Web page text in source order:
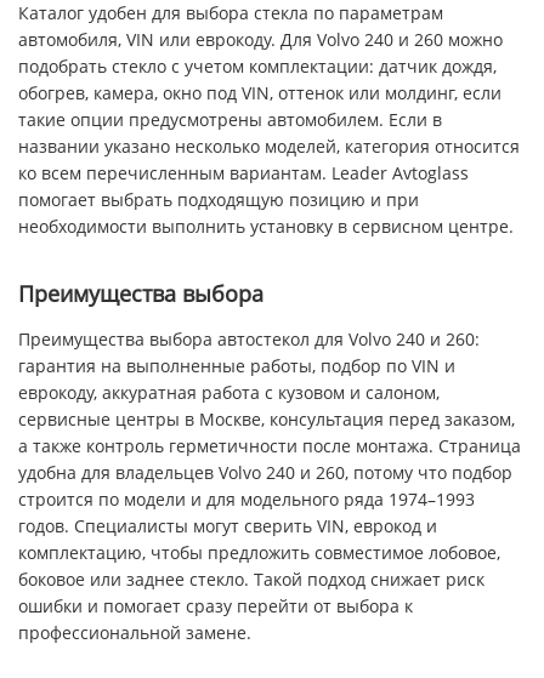
Каталог удобен для выбора стекла по параметрам
автомобиля, VIN или еврокоду. Для Volvo 240 и 260 можно
подобрать стекло с учетом комплектации: датчик дождя,
обогрев, камера, окно под VIN, оттенок или молдинг, если
такие опции предусмотрены автомобилем. Если в
названии указано несколько моделей, категория относится
ко всем перечисленным вариантам. Leader Avtoglass
помогает выбрать подходящую позицию и при
необходимости выполнить установку в сервисном центре.
Преимущества выбора
Преимущества выбора автостекол для Volvo 240 и 260:
гарантия на выполненные работы, подбор по VIN и
еврокоду, аккуратная работа с кузовом и салоном,
сервисные центры в Москве, консультация перед заказом,
а также контроль герметичности после монтажа. Страница
удобна для владельцев Volvo 240 и 260, потому что подбор
строится по модели и для модельного ряда 1974–1993
годов. Специалисты могут сверить VIN, еврокод и
комплектацию, чтобы предложить совместимое лобовое,
боковое или заднее стекло. Такой подход снижает риск
ошибки и помогает сразу перейти от выбора к
профессиональной замене.